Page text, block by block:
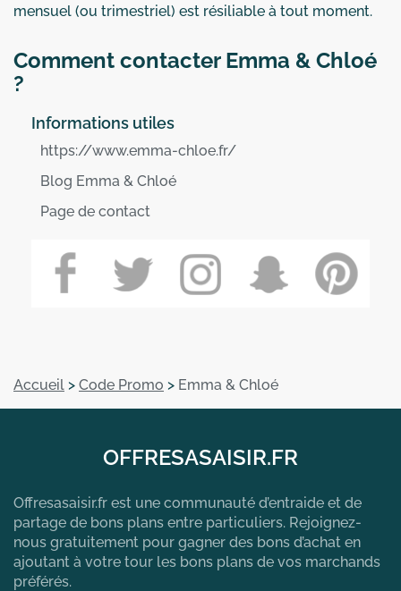
mensuel (ou trimestriel) est résiliable à tout moment.
Comment contacter Emma & Chloé
?
Informations utiles
https://www.emma-chloe.fr/
Blog Emma & Chloé
Page de contact
Accueil > Code Promo > Emma & Chloé
OFFRESASAISIR.FR
Offresasaisir.fr est une communauté d’entraide et de
partage de bons plans entre particuliers. Rejoignez-
nous gratuitement pour gagner des bons d’achat en
ajoutant à votre tour les bons plans de vos marchands
préférés.